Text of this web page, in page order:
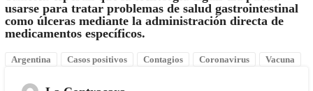
usarse para tratar problemas de salud gastrointestinal
como úlceras mediante la administración directa de
medicamentos específicos.
Argentina Casos positivos Contagios Coronavirus Vacuna